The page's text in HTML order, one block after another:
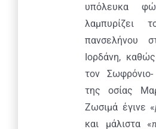
υπόλευκα
πανσελήνου
Ιορδάνη,
τον
της οσίας
Ζωσιμά έγινε «
και μάλιστα «